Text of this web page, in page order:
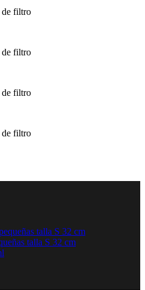
de filtro
de filtro
de filtro
de filtro
talla S 32 cm